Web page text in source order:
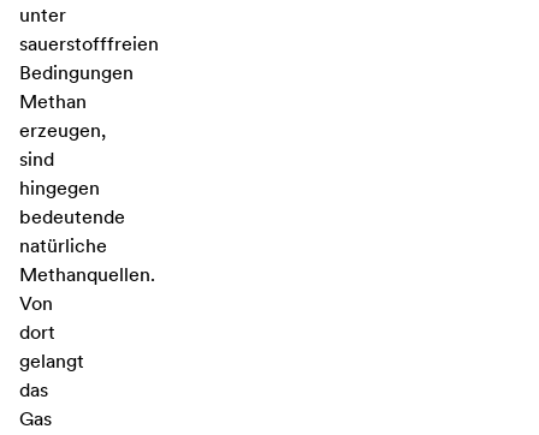
unter
sauerstofffreien
Bedingungen
Methan
erzeugen,
sind
hingegen
bedeutende
natürliche
Methanquellen.
Von
dort
gelangt
das
Gas